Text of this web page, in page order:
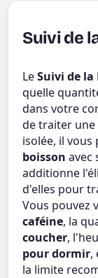
Suivi de
LeSuivi de la
quelle
dans votre
de traiter une
isolée, il
boisson avec
additionne
d'elles pour
Vous pouvez
caféine, la
coucher,
pour dormir,
la limite